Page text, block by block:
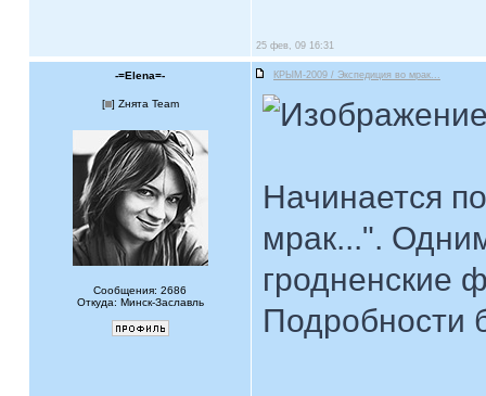
25 фев, 09 16:31
-=Elena=- КРЫМ-2009 / Экспедиция во мрак...
[ ] Zнята Team
Сообщения: 2686
Откуда: Минск-Заславль
Начинается
мрак...".
гродненские
Подробности